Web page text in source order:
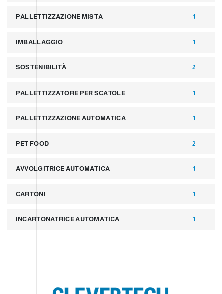
PALLETTIZZAZIONE MISTA 1
IMBALLAGGIO 1
SOSTENIBILITÀ 2
PALLETTIZZATORE PER SCATOLE 1
PALLETTIZZAZIONE AUTOMATICA 1
PET FOOD 2
AVVOLGITRICE AUTOMATICA 1
CARTONI 1
INCARTONATRICE AUTOMATICA 1